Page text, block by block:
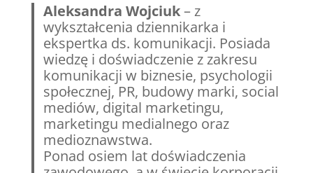
Aleksandra Wojciuk– z
wykształcenia dziennikarka i
ekspertka ds. komunikacji. Posiada
wiedzę i doświadczenie z zakresu
komunikacji w biznesie, psychologii
społecznej, PR, budowy marki, social
mediów, digital marketingu,
marketingu medialnego oraz
medioznawstwa.
Ponad osiem lat doświadczenia